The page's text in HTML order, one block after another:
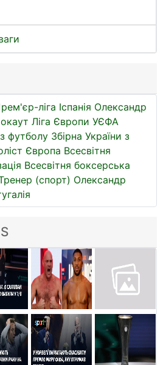
ліга Іспанія Олександр
Ліга Європи УЄФА
футболу Збірна України з
Європа Всесвітня
Всесвітня боксерська
(спорт) Олександр